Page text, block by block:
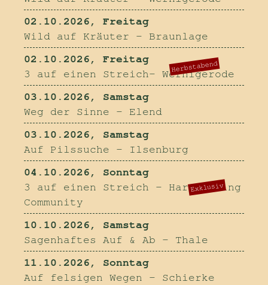
02.10.2026, Freitag
Wild auf Kräuter - Braunlage
02.10.2026, Freitag
3 auf einen Streich- Wernigerode
Herbstabend
03.10.2026, Samstag
Weg der Sinne - Elend
03.10.2026, Samstag
Auf Pilssuche - Ilsenburg
04.10.2026, Sonntag
3 auf einen Streich - Harzfeeling
Community
Exklusiv
10.10.2026, Samstag
Sagenhaftes Auf & Ab - Thale
11.10.2026, Sonntag
Auf felsigen Wegen - Schierke